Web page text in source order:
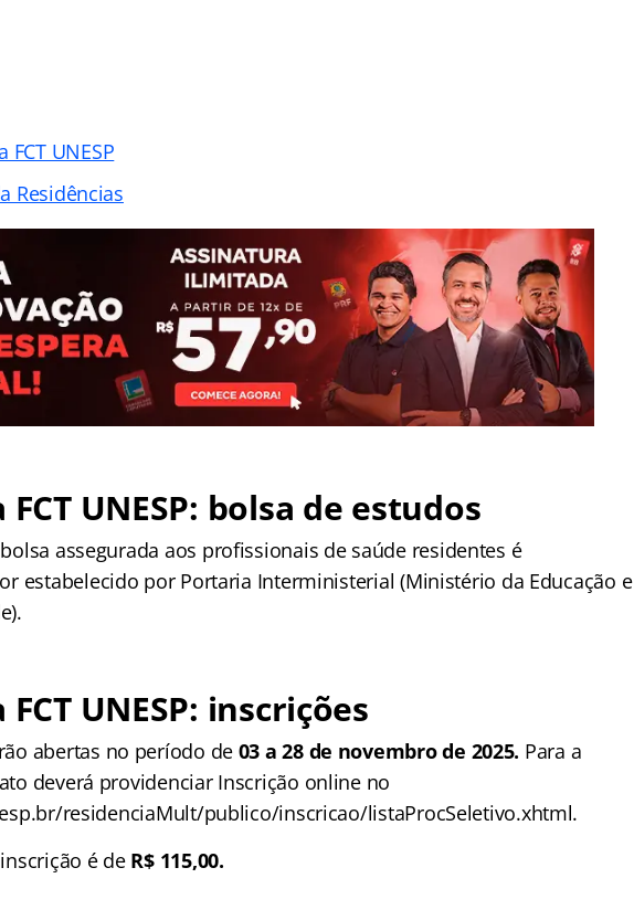
FCT UNESP
Residências
UNESP: bolsa de estudos
assegurada aos profissionais de saúde residentes é
estabelecido por Portaria Interministerial (Ministério da Educação e
UNESP: inscrições
abertas no período de 03 a 28 de novembro de 2025. Para a
deverá providenciar Inscrição online no
residenciaMult/publico/inscricao/listaProcSeletivo.xhtml.
é deR$ 115,00.